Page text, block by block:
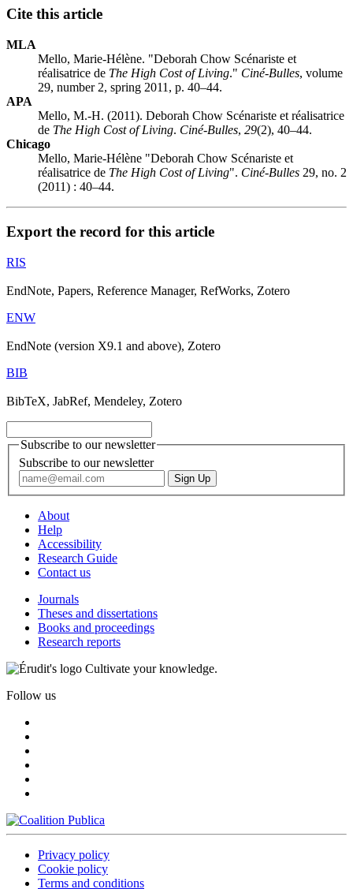
Cite this article
MLA
Mello, Marie-Hélène. "Deborah Chow Scénariste et
réalisatrice de The High Cost of Living." Ciné-Bulles, volume
29, number 2, spring 2011, p. 40–44.
APA
Mello, M.-H. (2011). Deborah Chow Scénariste et réalisatrice
de The High Cost of Living. Ciné-Bulles, 29(2), 40–44.
Chicago
Mello, Marie-Hélène "Deborah Chow Scénariste et
réalisatrice de The High Cost of Living". Ciné-Bulles 29, no. 2
(2011) : 40–44.
Export the record for this article
RIS
EndNote, Papers, Reference Manager, RefWorks, Zotero
ENW
EndNote (version X9.1 and above), Zotero
BIB
BibTeX, JabRef, Mendeley, Zotero
Subscribe to our newsletter
Subscribe to our newsletter
About
Help
Accessibility
Research Guide
Contact us
Journals
Theses and dissertations
Books and proceedings
Research reports
Cultivate your knowledge.
Follow us
Privacy policy
Cookie policy
Terms and conditions